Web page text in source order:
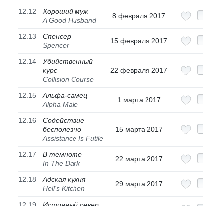
12.12
Хороший муж
A Good Husband
8 февраля 2017
12.13
Спенсер
Spencer
15 февраля 2017
12.14
Убийственный
курс
Collision Course
22 февраля 2017
12.15
Альфа-самец
Alpha Male
1 марта 2017
12.16
Содействие
бесполезно
Assistance Is Futile
15 марта 2017
12.17
В темноте
In The Dark
22 марта 2017
12.18
Адская кухня
Hell's Kitchen
29 марта 2017